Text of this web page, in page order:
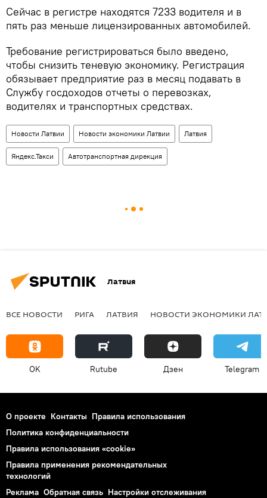
Сейчас в регистре находятся 7233 водителя и в
пять раз меньше лицензированных автомобилей.
Требование регистрироваться было введено,
чтобы снизить теневую экономику. Регистрация
обязывает предприятие раз в месяц подавать в
Службу госдоходов отчеты о перевозках,
водителях и транспортных средствах.
Новости Латвии Новости экономики Латвии Латвия
Яндекс.Такси Автотранспортная дирекция
Латвия
ВСЕ НОВОСТИ РИГА ЛАТВИЯ НОВОСТИ ЭКОНОМИКИ
OK Rutube Дзен Telegram
О проекте Контакты Правила использования
Политика конфиденциальности
Правила использования «cookie»
Правила применения рекомендательных
технологий
Реклама Обратная связь Настройки отслеживания